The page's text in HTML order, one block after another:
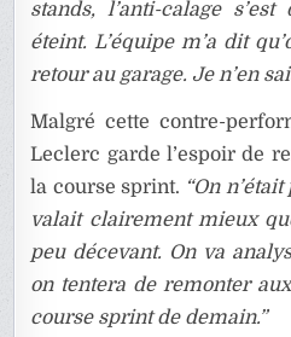
stands, l’anti-calage
éteint. L’équipe m’a dit
retour au garage. Je n’en
Malgré cette contre-
Leclerc garde l’espoir de
la course sprint. “On
valait clairement mieux
peu décevant. On va
on tentera de remonter
course sprint de demain.”